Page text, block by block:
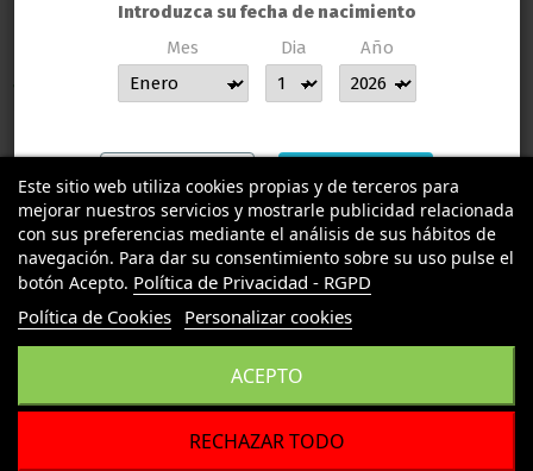
TU LLAMAS GROW
INFORMACION LEGAL
Contact us
Introduzca su fecha de nacimiento
Mes
Dia Año
Salir Entrar
Este sitio web utiliza cookies propias y de terceros para
mejorar nuestros servicios y mostrarle publicidad relacionada
con sus preferencias mediante el análisis de sus hábitos de
navegación. Para dar su consentimiento sobre su uso pulse el
botón Acepto. Política de Privacidad - RGPD
Política de Cookies Personalizar cookies
RECHAZAR TODO
ACEPTO
MUCHAS GRACIAS POR CONFIAR EN LLAMAS GROW